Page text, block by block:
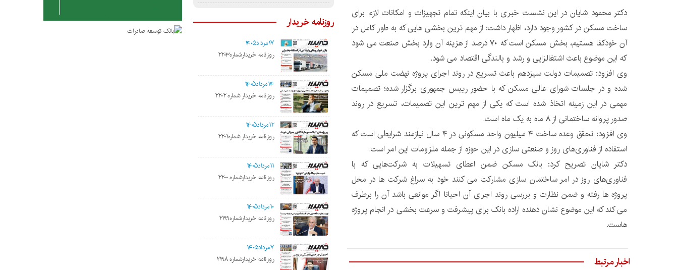
دکتر محمود شایان در این نشست خبری با بیان اینکه تمام تجهیزات و امکانات لازم برای
ساخت مسکن در کشور وجود دارد، اظهار داشت: از مهم ترین بخشی هایی که به طور کامل در
آن خودکفا هستیم، بخش مسکن است که ۷۰ درصد از هزینه آن وارد بخش صنعت می شود
که این موضوع باعث اشتغالزایی و رشد و بالندگی اقتصاد می شود.
وی افزود: تصمیمات دولت سیزدهم باعث تسریع در روند اجرای پروژه نهضت ملی مسکن
شده و در جلسات شورای عالی مسکن که با حضور رییس جمهوری برگزار شده؛ تصمیمات
مهمی در این زمینه اتخاذ شده است که یکی از مهم ترین این تصمیمات، تسریع در روند
صدور پروانه ساختمانی از ۸ ماه به یک ماه است.
وی افزود: تحقق وعده ساخت ۴ میلیون واحد مسکونی در ۴ سال نیازمند شرایطی است که
استفاده از فناوری‌های روز و صنعتی سازی در این حوزه از جمله ملزومات این امر است.
دکتر شایان تصریح کرد: بانک مسکن ضمن اعطای تسهیلات به شرکت‌هایی که با
فناوری‌های روز در امر ساختمان سازی مشارکت می کنند خود به سراغ شرکت ها در محل
پروژه ها رفته و ضمن نظارت و بررسی روند اجرای آن احیانا اگر موانعی باشد آن را برطرف
می کند که این موضوع نشان دهنده اراده بانک برای پیشرفت و سرعت بخشی در انجام پروژه
هاست.
اخبار مرتبط
روزنامه خریدار
۱۷مرداد۱۴۰۵
روزنامه خریدارشماره۲۲۰۳
۱۴مرداد۱۴۰۵
روزنامه خریدار شماره ۲۲۰۲
۱۲مرداد۱۴۰۵
روزنامه خریدار شماره۲۲۰۱
۱۱مرداد۱۴۰۵
روزنامه خریدارشماره ۲۲۰۰
۱۰مرداد۱۴۰۵
روزنامه خریدارشماره۲۱۹۹
۷مرداد۱۴۰۵
روزنامه خریدارشماره ۲۱۹۸